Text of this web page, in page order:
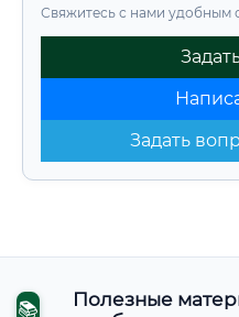
Свяжитесь с нами удобным
Задать
📚
Полезные